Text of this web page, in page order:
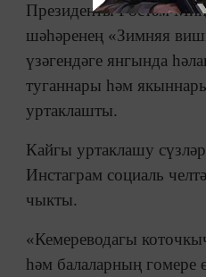
Президенты Рөстәм
шәһәренең «Зимняя
үзәгендәге янгында
туганнары һәм
уртаклашты.
Кайгы уртаклашу
Инстаграм социаль
чыкты.
«Кемереводагы
һәм балаларның гомере